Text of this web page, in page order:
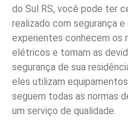
do Sul RS, você pode ter
realizado com segurança
experientes conhecem os
elétricos e tomam as
segurança de sua
eles utilizam
seguem todas as normas
um serviço de qualidade.